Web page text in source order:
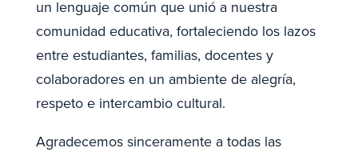
un lenguaje común que unió a nuestra
comunidad educativa, fortaleciendo los lazos
entre estudiantes, familias, docentes y
colaboradores en un ambiente de alegría,
respeto e intercambio cultural.
Agradecemos sinceramente a todas las